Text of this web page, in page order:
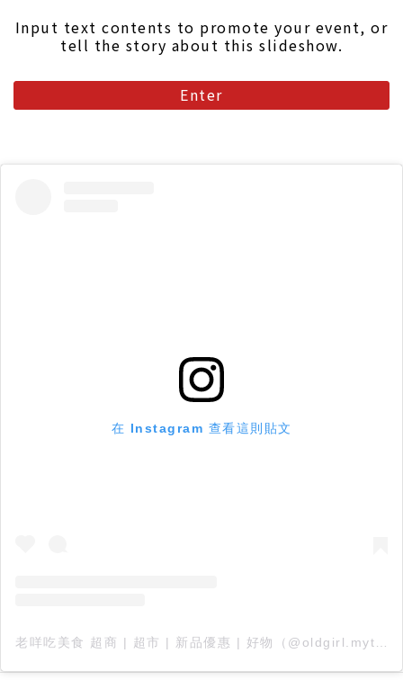
Input text contents to promote your event, or
tell the story about this slideshow.
Enter
在 Instagram 查看這則貼文